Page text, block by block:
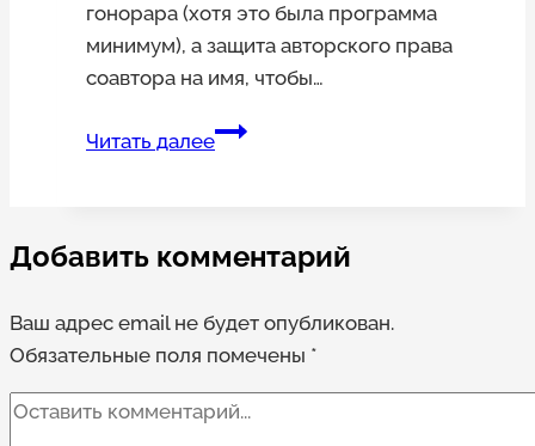
гонорара (хотя это была программа
минимум), а защита авторского права
соавтора на имя, чтобы…
Читать далееИздательство
переводчику
указать
его
имя
в
Добавить комментарий
Ваш адрес email не будет опубликован.
Обязательные поля помечены *